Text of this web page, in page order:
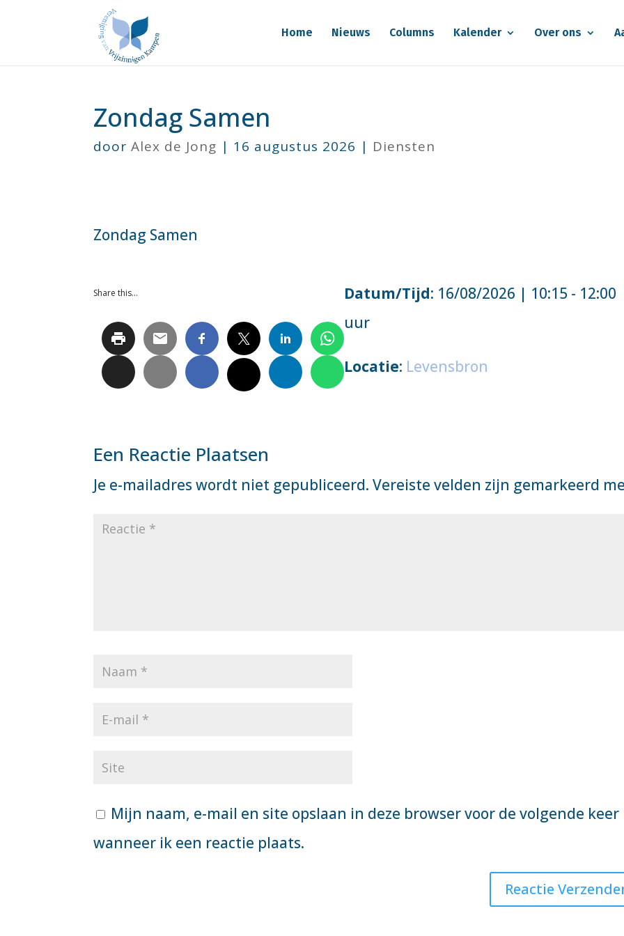
Home Nieuws Columns Kalender Over ons
Zondag Samen
doorAlex de Jong | 16 augustus 2026 | Diensten
Zondag Samen
Share this… Datum/Tijd: 16/08/2026 | 10:15 - 12:00
uur
Locatie: Levensbron
Een Reactie Plaatsen
Je e-mailadres wordt niet gepubliceerd. Vereiste velden zijn gemarkeerd
Mijn naam, e-mail en site opslaan in deze browser voor de volgende keer
wanneer ik een reactie plaats.